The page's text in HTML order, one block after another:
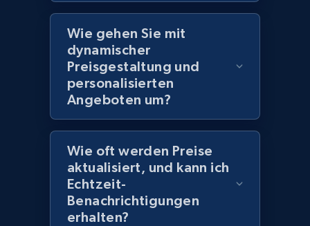
2.1K+ 375+ Jetzt anfangen
products from Brands URLs
Title, Seller name, Brand, Description, Initial
price, Currency, Availability, Reviews count, and
Wie gehen Sie mit
dynamischer
Preisgestaltung und
personalisierten
Angeboten um?
Wie oft werden Preise
aktualisiert, und kann ich
Echtzeit-
Benachrichtigungen
erhalten?